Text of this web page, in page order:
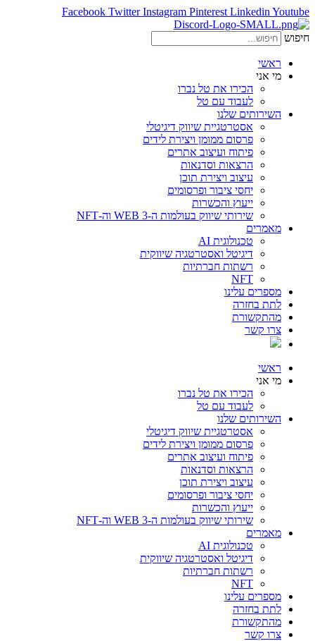
Facebook Twitter Instagram Pinterest Linkedin Youtube
חיפוש
ראשי
מי אני
הכירו את טל נברו
לעבוד עם טל
השירותים שלנו
אסטרטגיית שיווק דיגיטלי
פרסום ממומן ויצירת לידים
פיתוח ועיצוב אתרים
הרצאות וסדנאות
עיצוב ויצירת תוכן
יחסי ציבור ופרסומים
ייעוץ והכשרות
שירותי שיווק בעולמות ה-WEB 3 וה-NFT
מאמרים
טכנולוגית AI
דיגיטל ואסטרטגיה שיווקית
רשתות חברתיות
NFT
מספרים עלינו
לתת בחזרה
מהתקשורת
צרו קשר
ראשי
מי אני
הכירו את טל נברו
לעבוד עם טל
השירותים שלנו
אסטרטגיית שיווק דיגיטלי
פרסום ממומן ויצירת לידים
פיתוח ועיצוב אתרים
הרצאות וסדנאות
עיצוב ויצירת תוכן
יחסי ציבור ופרסומים
ייעוץ והכשרות
שירותי שיווק בעולמות ה-WEB 3 וה-NFT
מאמרים
טכנולוגית AI
דיגיטל ואסטרטגיה שיווקית
רשתות חברתיות
NFT
מספרים עלינו
לתת בחזרה
מהתקשורת
צרו קשר